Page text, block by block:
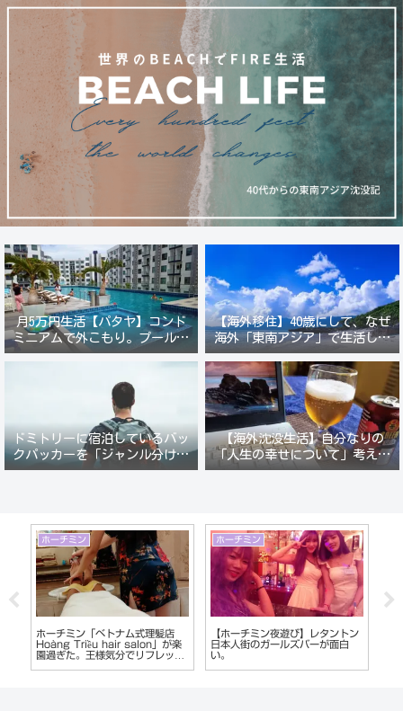
月5万円生活【パタヤ】コンド
ミニアムで外こもり。プール付
き新築コンドでステーキ&ウオ
【海外移住】40歳にして、なぜ
海外「東南アジア」で生活しよ
うと思ったのか？
ドミトリーに宿泊しているバッ
クパッカーを「ジャンル分けし
て人間観察」が楽しい。
【海外沈没生活】自分なりの
「人生の幸せについて」考えて
みる。
ベトナム
【ベトナム】の都市別コピー・フ
ェイク商品の販売傾向を偏見でレ
ポート
ホーチミン
【ベトナム・ホーチミン】コピー
商品だらけ「サイゴンスクエア」
最新作コピーも。